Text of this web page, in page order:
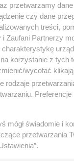
na
przetwarzamy
czy dane
treści,
Zaufani Partnerzy
korzystanie z tych
wycofać
rodzaje
Preferencje
mógł świadomie i
przetwarzania